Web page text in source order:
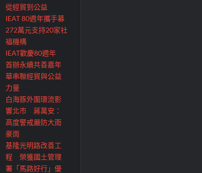
從經貿到公益
IEAT 80週年攜手募
272萬元支持20家社
福機構
IEAT歡慶80週年
首辦永續共善嘉年
華串聯經貿與公益
力量
白海豚外圍環流影
響北市 蔣萬安：
高度警戒嚴防大雨
豪雨
基隆光明路改善工
程 榮獲國土管理
署「馬路好行」優